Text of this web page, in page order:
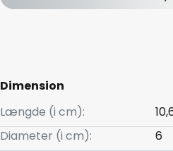
Dimension
Længde (i cm):
Diameter (i cm):
6